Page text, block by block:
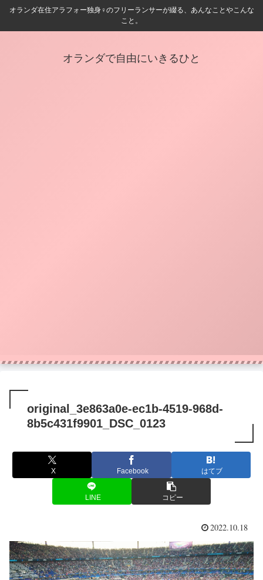
オランダ在住アラフォー独身♀️のフリーランサーが綴る、あんなことやこんな
こと。
オランダで自由にいきるひと
original_3e863a0e-ec1b-4519-968d-
8b5c431f9901_DSC_0123
X Facebook はてブ
LINE コピー
2022.10.18